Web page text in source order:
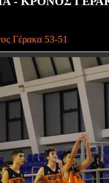
Γέρακα 53-51